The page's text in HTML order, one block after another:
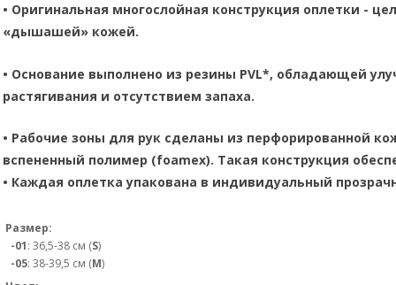
• Оригинальная многослойная конструкция оплетки -
«дышашей» кожей.
• Основание выполнено из резины PVL*, обладающей
растягивания и отсутствием запаха.
• Рабочие зоны для рук сделаны из перфорированной
вспененный полимер (foamex). Такая конструкция
• Каждая оплетка упакована в индивидуальный
Размер:
-01: 36,5-38 см (S)
-05: 38-39,5 см (M)